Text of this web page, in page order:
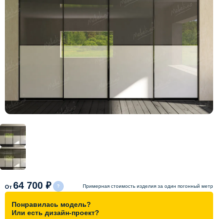
Рассрочка и кредит
Схема работы
Акции и скидки
Портфолио
От 64 700 ₽ Примерная стоимость изделия за один погонный метр
Понравилась модель?
Или есть дизайн-проект?